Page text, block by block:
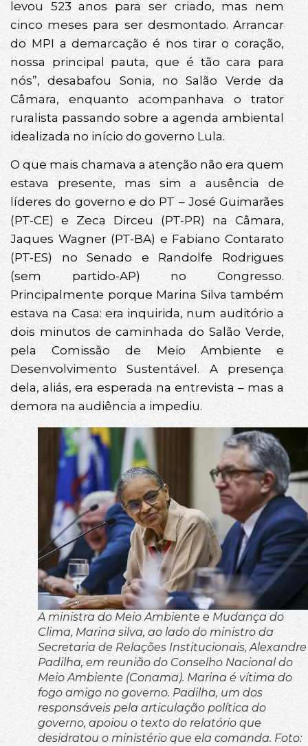
levou 523 anos para ser criado, mas nem
cinco meses para ser desmontado. Arrancar
do MPI a demarcação é nos tirar o coração,
nossa principal pauta, que é tão cara para
nós”, desabafou Sonia, no Salão Verde da
Câmara, enquanto acompanhava o trator
ruralista passando sobre a agenda ambiental
idealizada no início do governo Lula.
O que mais chamava a atenção não era quem
estava presente, mas sim a ausência de
líderes do governo e do PT – José Guimarães
(PT-CE) e Zeca Dirceu (PT-PR) na Câmara,
Jaques Wagner (PT-BA) e Fabiano Contarato
(PT-ES) no Senado e Randolfe Rodrigues
(sem partido-AP) no Congresso.
Principalmente porque Marina Silva também
estava na Casa: era inquirida, num auditório a
dois minutos de caminhada do Salão Verde,
pela Comissão de Meio Ambiente e
Desenvolvimento Sustentável. A presença
dela, aliás, era esperada na entrevista – mas a
demora na audiência a impediu.
A ministra do Meio Ambiente e Mudança do
Clima, Marina silva, ao lado do ministro da
Secretaria de Relações Institucionais, Alexandre
Padilha, em reunião do Conselho Nacional do
Meio Ambiente (Conama). Marina é vítima do
fogo amigo no governo. Padilha, um dos
responsáveis pela articulação política do
governo, apoiou o texto do relatório que
desidratou o ministério que ela comanda. Foto: